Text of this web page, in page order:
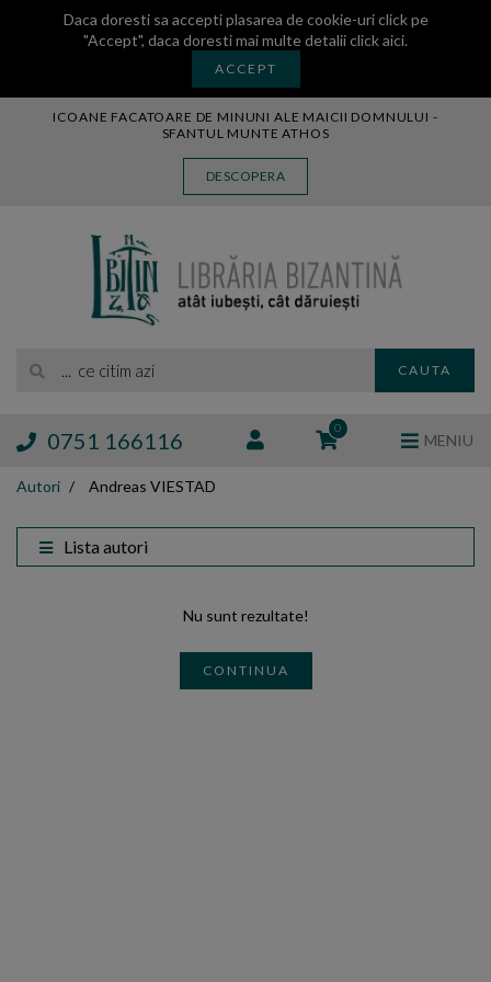
Daca doresti sa accepti plasarea de cookie-uri click pe
"Accept", daca doresti mai multe detaliiclick aici.
ACCEPT
ICOANE FACATOARE DE MINUNI ALE MAICII DOMNULUI -
SFANTUL MUNTE ATHOS
DESCOPERA
CAUTA
0751 166116 0
MENIU
MANASTIREA VATOPEDI
BLOG
TAMAIE
Autori Andreas VIESTAD
Lista autori
Nu sunt rezultate!
CONTINUA